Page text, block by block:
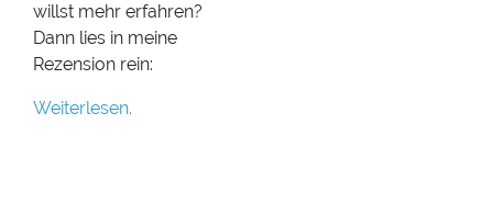
willst mehr erfahren?
Dann lies in meine
Rezension rein:
Weiterlesen.